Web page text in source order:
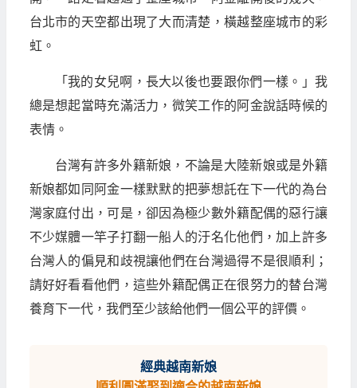
台北市的天空都出現了大而清楚，橫越整座城市的彩
虹。
「我的女兒啊，長大以後也要跟你們一樣。」我
總是想起當時充滿活力，微笑工作的阿金說話時候的
表情。
台灣有許多外籍新娘，不論是大陸新娘或是外籍
新娘都如同阿金一樣默默的把夢想託在下一代的為台
灣家庭付出，可是，卻因為極少數外籍配偶的惡行讓
不少媒體一竿子打翻一船人的汙名化他們，加上許多
台灣人的偏見和歧視讓他們在台灣過得不是很順利；
請好好看看他們，這些外籍配偶正在很努力的替台灣
養育下一代，我們至少該給他們一個公平的評價。
經典越南新娘